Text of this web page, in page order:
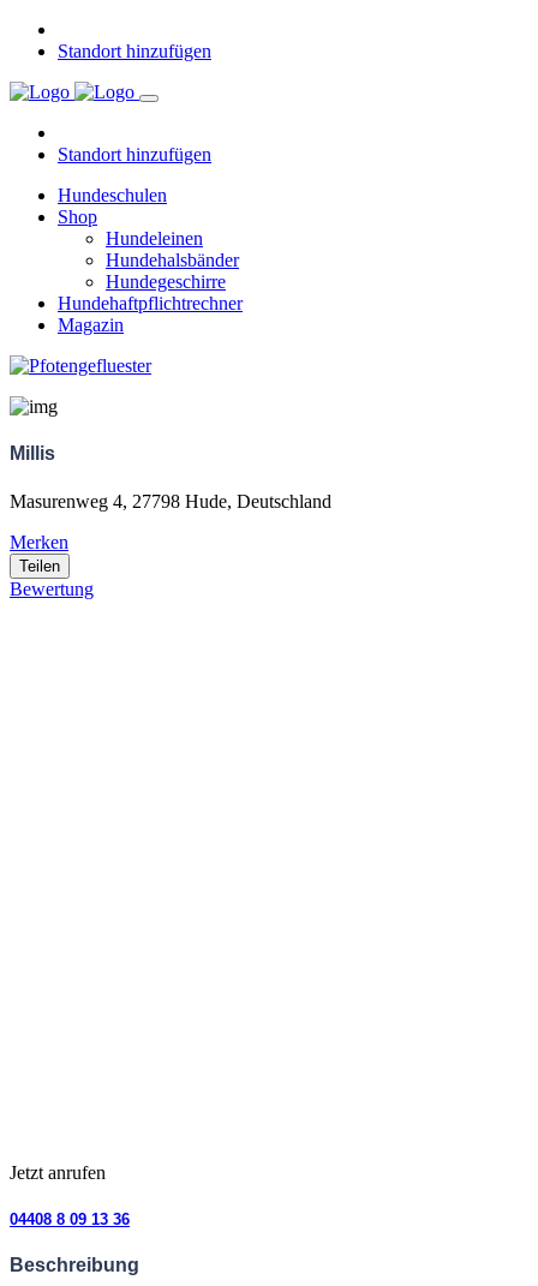
Standort hinzufügen
Standort hinzufügen
Hundeschulen
Shop
Hundeleinen
Hundehalsbänder
Hundegeschirre
Hundehaftpflichtrechner
Magazin
Millis
Masurenweg 4, 27798 Hude, Deutschland
Merken
Teilen
Bewertung
Jetzt anrufen
04408 8 09 13 36
Beschreibung